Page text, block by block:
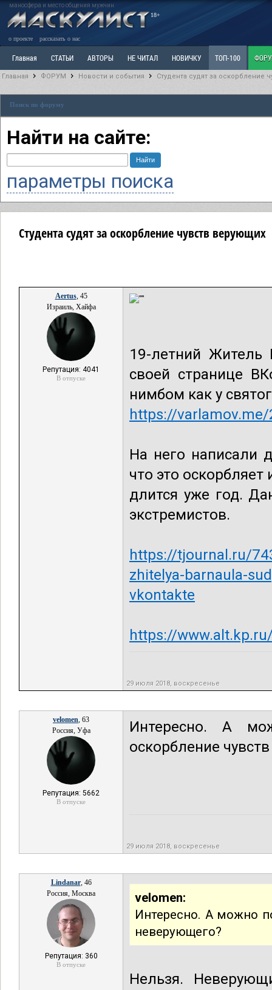
маносфера и место общения мужчин
18+
о проекте рассказать о нас
Главная СТАТЬИ АВТОРЫ НЕ ЧИТАЛ НОВИЧКУ ТОП-100
Ветка: Наболевшее. Выскажись!
РАЗДЕЛ: Разное
Главная ФОРУМ Новости и события Студента судят за оскорбление
Поиск по форуму
Найти на сайте:
параметры поиска
Студента судят за оскорбление чувств верующих
Aertus, 45
Израиль, Хайфа
Репутация: 4041
В отпуске
19-летний Житель
своей странице
нимбом как у
https://
На него написали
что это
длится уже год.
экстремистов.
https://tjournal.ru/
zhitelya-barnaula-
vkontakte
https://
29 июля 2018, воскресенье
velomen, 63
Россия, Уфа
Репутация: 5662
В отпуске
Интересно. А
оскорбление
29 июля 2018, воскресенье
Lindanar, 46
Россия, Москва
Репутация: 360
В отпуске
velomen:
Интересно. А можно
неверующего?
Нельзя.